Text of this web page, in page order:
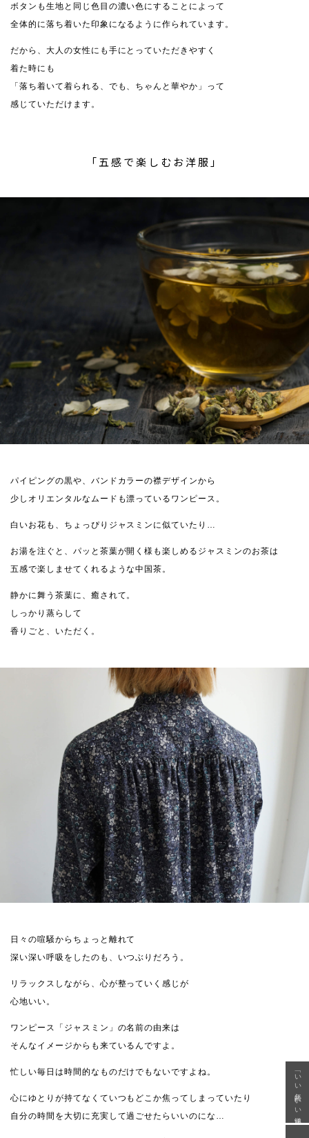
ボタンも生地と同じ色目の濃い色にすることによって
全体的に落ち着いた印象になるように作られています。
だから、大人の女性にも手にとっていただきやすく
着た時にも
「落ち着いて着られる、でも、ちゃんと華やか」って
感じていただけます。
「五感で楽しむお洋服」
パイピングの黒や、バンドカラーの襟デザインから
少しオリエンタルなムードも漂っているワンピース。
白いお花も、ちょっぴりジャスミンに似ていたり…
お湯を注ぐと、パッと茶葉が開く様も楽しめるジャスミンのお茶は
五感で楽しませてくれるような中国茶。
静かに舞う茶葉に、癒されて。
しっかり蒸らして
香りごと、いただく。
日々の喧騒からちょっと離れて
深い深い呼吸をしたのも、いつぶりだろう。
リラックスしながら、心が整っていく感じが
心地いい。
ワンピース「ジャスミン」の名前の由来は
そんなイメージからも来ているんですよ。
忙しい毎日は時間的なものだけでもないですよね。
心にゆとりが持てなくていつもどこか焦ってしまっていたり
自分の時間を大切に充実して過ごせたらいいのにな…
「いい年齢 いい洋服」